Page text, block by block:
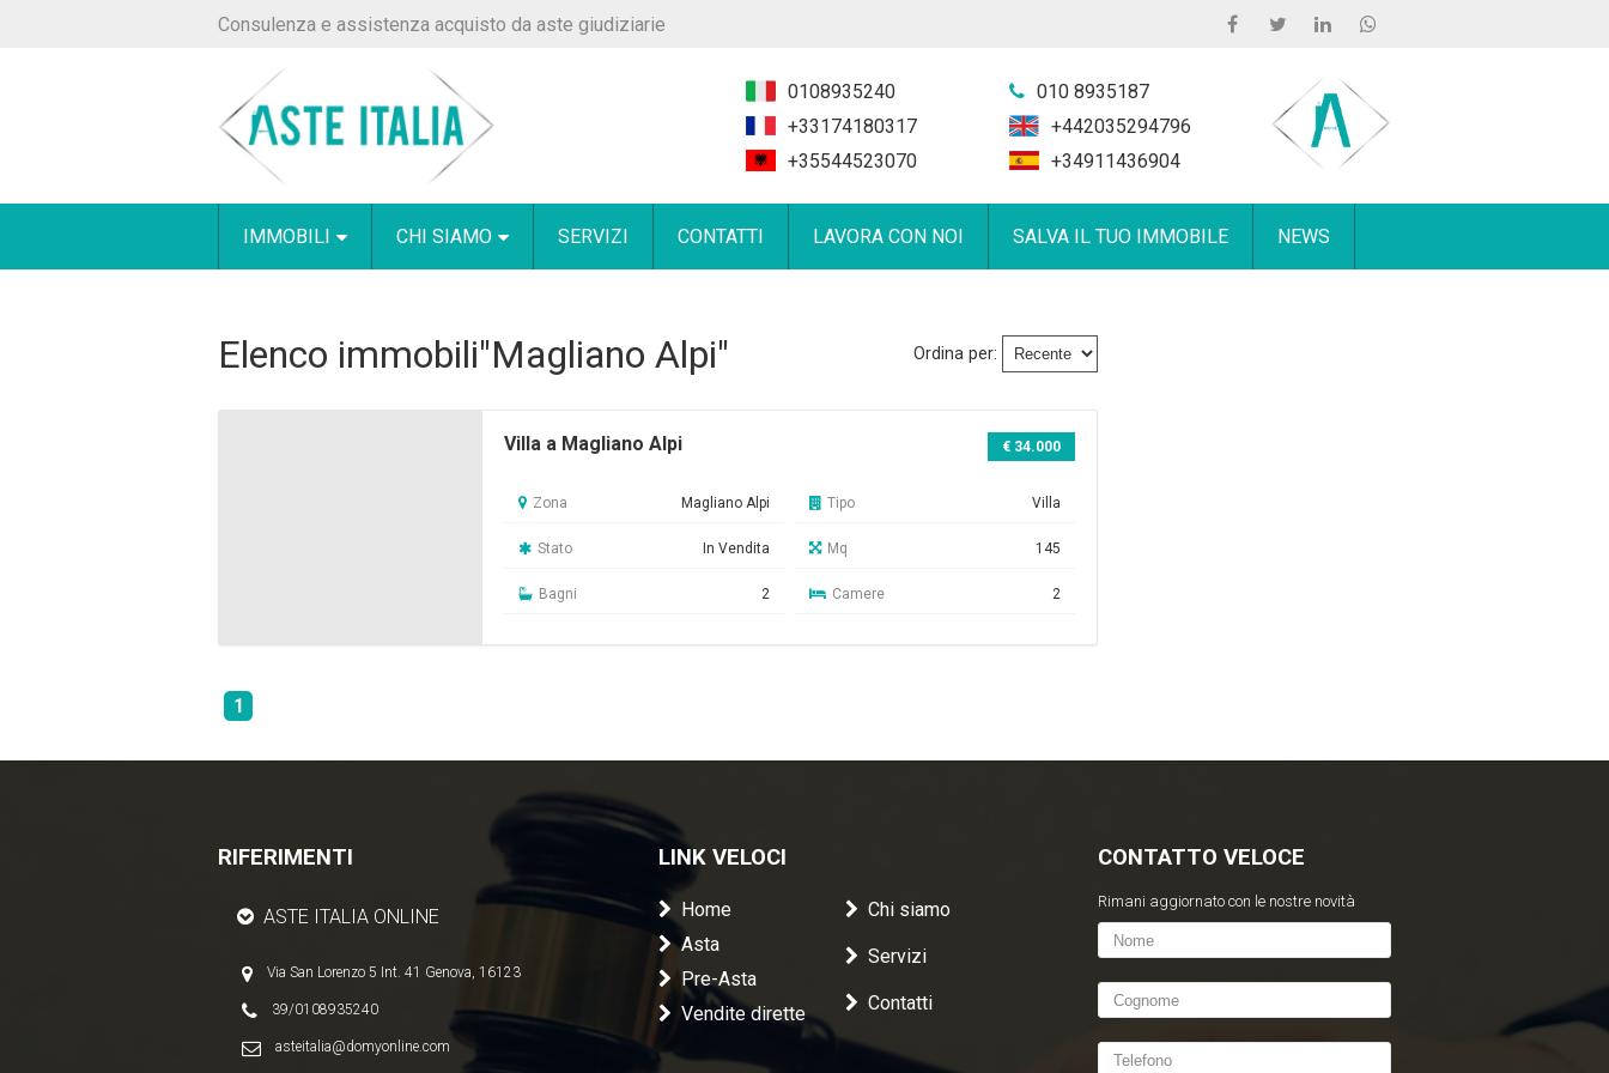
Consulenza e assistenza acquisto da aste giudiziarie
0108935240
+33174180317
+35544523070
010 8935187
+442035294796
+34911436904
IMMOBILI CHI SIAMO SERVIZI CONTATTI LAVORA CON NOI SALVA IL TUO IMMOBILE NEWS
Elenco immobili"Magliano Alpi" Ordina per:
Villa a Magliano Alpi € 34.000
Zona Magliano Alpi Tipo Villa
Stato In Vendita Mq 145
Bagni 2 Camere 2
1
RIFERIMENTI
ASTE ITALIA ONLINE
Via San Lorenzo 5 Int. 41 Genova, 16123
39/0108935240
asteitalia@domyonline.com
LINK VELOCI
Home
Asta
Pre-Asta
Vendite dirette
Chi siamo
Servizi
Contatti
CONTATTO VELOCE
Rimani aggiornato con le nostre novità